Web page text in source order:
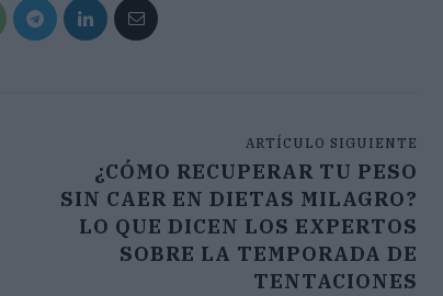
ARTÍCULO SIGUIENTE
¿CÓMO RECUPERAR TU PESO
SIN CAER EN DIETAS MILAGRO?
LO QUE DICEN LOS EXPERTOS
SOBRE LA TEMPORADA DE
TENTACIONES